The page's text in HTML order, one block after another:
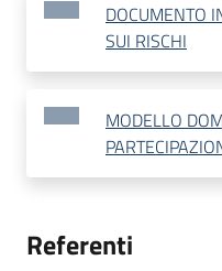
DOCUMENTO
SUI RISCHI
MODELLO
Referenti